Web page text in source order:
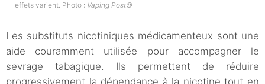
effets varient. Photo : Vaping Post©
Les substituts nicotiniques médicamenteux sont une
aide couramment utilisée pour accompagner le
sevrage tabagique. Ils permettent de réduire